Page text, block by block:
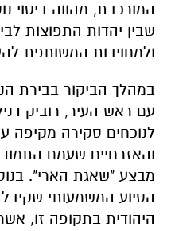
במהלך הביקור בבירת
עם ראש העיר, רוביק
לנוכחים סקירה מקיפה
מבצע "שאגת הארי".
הסיוע המשמעותי
היהודית בתקופה זו,
לתרומותיהם הנדיבות
כינוס חבר הנאמנים של
השבוע בישראל, הובל על